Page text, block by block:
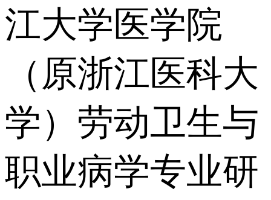
江大学医学院
（原浙江医科大
学）劳动卫生与
职业病学专业研